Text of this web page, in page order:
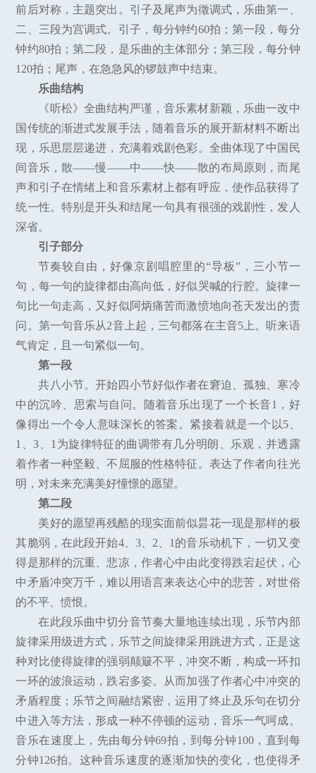
前后对称，主题突出。引子及尾声为徵调式，乐曲第一、
二、三段为宫调式。引子，每分钟约60拍；第一段，每分
钟约80拍；第二段，是乐曲的主体部分；第三段，每分钟
120拍；尾声，在急急风的锣鼓声中结束。
乐曲结构
《听松》全曲结构严谨，音乐素材新颖，乐曲一改中
国传统的渐进式发展手法，随着音乐的展开新材料不断出
现，乐思层层递进，充满着戏剧色彩。全曲体现了中国民
间音乐，散——慢——中——快——散的布局原则，而尾
声和引子在情绪上和音乐素材上都有呼应，使作品获得了
统一性。特别是开头和结尾一句具有很强的戏剧性，发人
深省。
引子部分
节奏较自由，好像京剧唱腔里的“导板”，三小节一
句，每一句的旋律都由高向低，好似哭喊的行腔。旋律一
句比一句走高，又好似阿炳痛苦而激愤地向苍天发出的责
问。第一句音乐从2音上起，三句都落在主音5上。听来语
气肯定，且一句紧似一句。
第一段
共八小节。开始四小节好似作者在窘迫、孤独、寒冷
中的沉吟、思索与自问。随着音乐出现了一个长音1，好
像得出一个令人意味深长的答案。紧接着就是一个以5、
1、3、1为旋律特征的曲调带有几分明朗、乐观，并透露
着作者一种坚毅、不屈服的性格特征。表达了作者向往光
明，对未来充满美好憧憬的愿望。
第二段
美好的愿望再残酷的现实面前似昙花一现是那样的极
其脆弱，在此段开始4、3、2、1的音乐动机下，一切又变
得是那样的沉重、悲凉，作者心中由此变得跌宕起伏，心
中矛盾冲突万千，难以用语言来表达心中的悲苦，对世俗
的不平、愤恨。
在此段乐曲中切分音节奏大量地连续出现，乐节内部
旋律采用级进方式，乐节之间旋律采用跳进方式，正是这
种对比使得旋律的强弱颠簸不平，冲突不断，构成一环扣
一环的波浪运动，跌宕多姿。从而加强了作者心中冲突的
矛盾程度；乐节之间融结紧密，运用了终止及乐句在切分
中进入等方法，形成一种不停顿的运动，音乐一气呵成。
音乐在速度上，先由每分钟69拍，到每分钟100，直到每
分钟126拍。这种音乐速度的逐渐加快的变化，也使得矛